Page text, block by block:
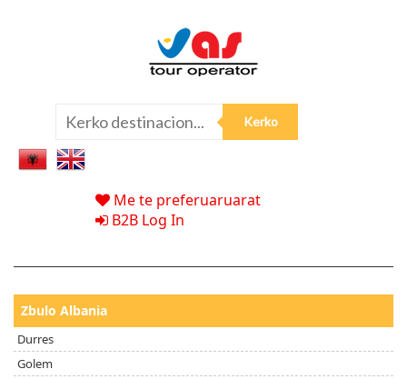
Me te preferuaruarat
B2B Log In
Zbulo Albania
Durres
Golem